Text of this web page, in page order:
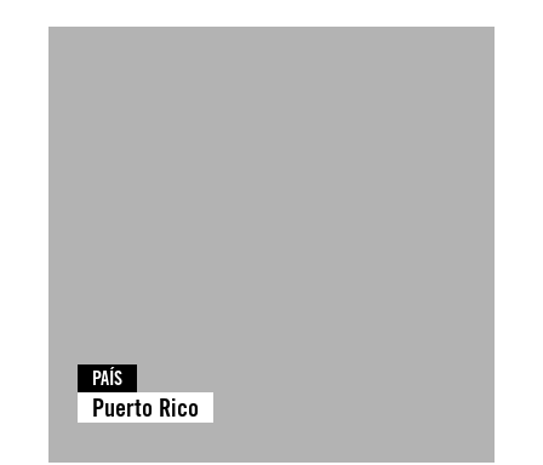
PAÍS
Puerto Rico